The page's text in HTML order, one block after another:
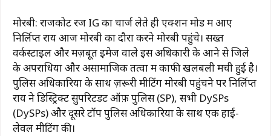
मोरबी: राजकोट रेंज IG का चार्ज लेते ही एक्शन मोड में आए
निर्लिप्त राय आज मोरबी का दौरा करने मोरबी पहुंचे। सख्त
वर्कस्टाइल और मज़बूत इमेज वाले इस अधिकारी के आने से जिले
के अपराधियों और असामाजिक तत्वों में काफी खलबली मची हुई है।
पुलिस अधिकारियों के साथ ज़रूरी मीटिंग मोरबी पहुंचने पर निर्लिप्त
राय ने डिस्ट्रिक्ट सुपरिटेंडेंट ऑफ़ पुलिस (SP), सभी DySPs
(DySPs) और दूसरे टॉप पुलिस अधिकारियों के साथ एक हाई-
लेवल मीटिंग की।